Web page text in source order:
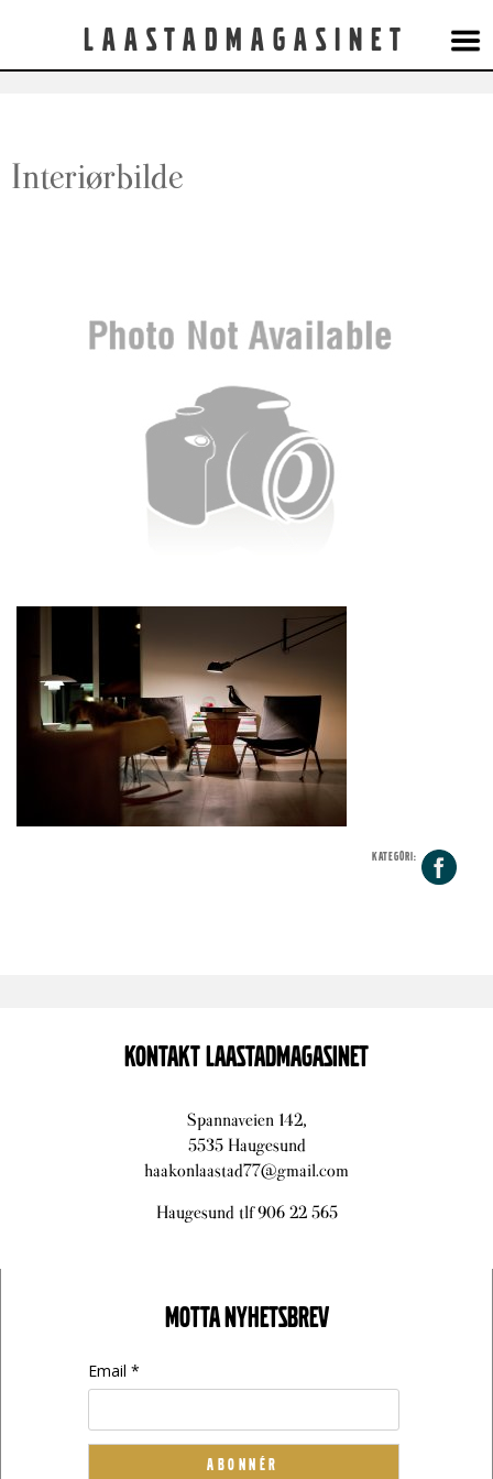
Laastadmagasinet
Interiørbilde
KATEGORI:
KONTAKT LAASTADMAGASINET
Spannaveien 142,
5535 Haugesund
haakonlaastad77@gmail.com
Haugesund tlf 906 22 565
MOTTA NYHETSBREV
Email *